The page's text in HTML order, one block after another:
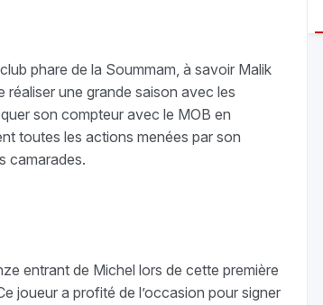
phare de la Soummam, à savoir Malik
réaliser une grande saison avec les
son compteur avec le MOB en
toutes les actions menées par son
camarades.
entrant de Michel lors de cette première
joueur a profité de l’occasion pour signer